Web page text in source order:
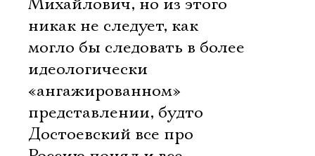
Михайлович, но из этого
никак не следует, как
могло бы следовать в более
идеологически
«ангажированном»
представлении, будто
Достоевский все про